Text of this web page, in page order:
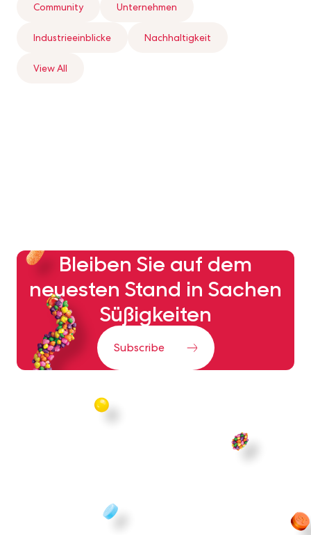
Community Unternehmen
Industrieeinblicke Nachhaltigkeit
View All
Bleiben Sie auf dem
neuesten Stand in Sachen
Süßigkeiten
Subscribe